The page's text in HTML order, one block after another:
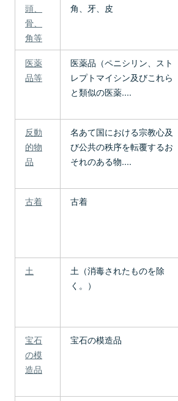
頭、
骨、
角等
角、牙、皮
医薬
品等
医薬品（ペニシリン、スト
レプトマイシン及びこれら
と類似の医薬....
反動
的物
品
名あて国における宗教心及
び公共の秩序を転覆するお
それのある物....
古着 古着
土
土（消毒されたものを除
く。）
宝石
の模
造品
宝石の模造品